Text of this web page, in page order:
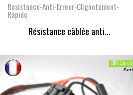
Resistance-Anti-Erreur-Clignotement-
Rapide
Résistance câblée anti...